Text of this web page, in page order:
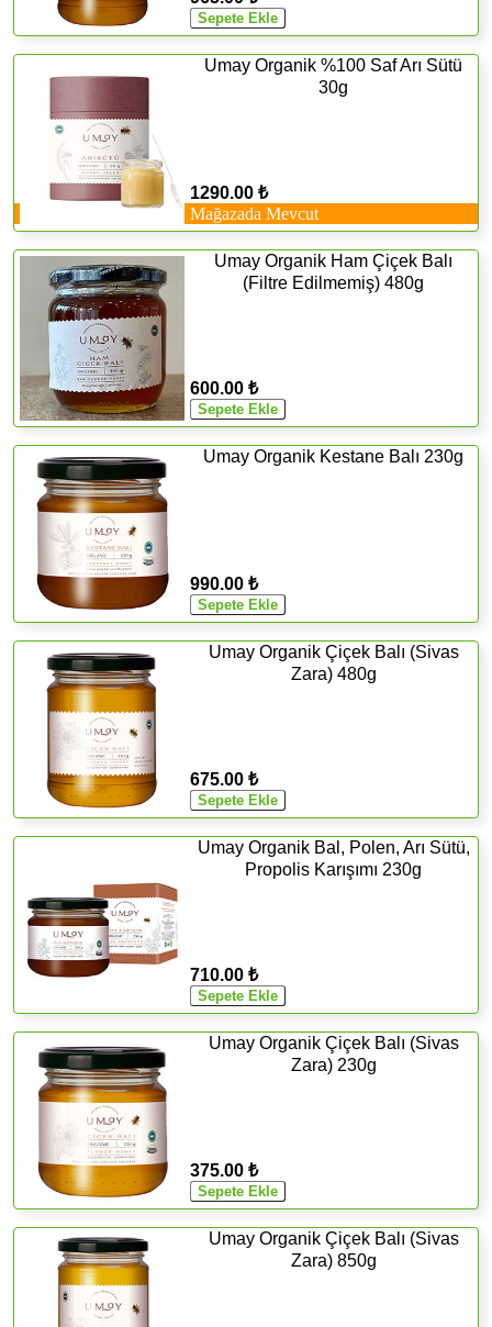
Umay Organik %100 Saf Arı Sütü
30g
1290.00 ₺
Mağazada Mevcut
Umay Organik Ham Çiçek Balı
(Filtre Edilmemiş) 480g
600.00 ₺
Umay Organik Kestane Balı 230g
990.00 ₺
Umay Organik Çiçek Balı (Sivas
Zara) 480g
675.00 ₺
Umay Organik Bal, Polen, Arı Sütü,
Propolis Karışımı 230g
710.00 ₺
Umay Organik Çiçek Balı (Sivas
Zara) 230g
375.00 ₺
Umay Organik Çiçek Balı (Sivas
Zara) 850g